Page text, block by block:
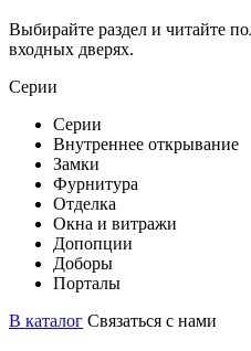
Выбирайте раздел и читайте
входных дверях.
Серии
Серии
Внутреннее открывание
Замки
Фурнитура
Отделка
Окна и витражи
Допопции
Доборы
Порталы
В каталог Связаться с нами